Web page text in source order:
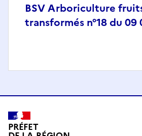
BSV Arboriculture
transformés n°18 du 09
PRÉFET